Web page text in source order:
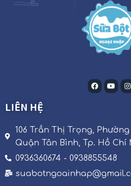
LIÊN HỆ
106 Trần Thị Trọng, Phường
Quận Tân Bình, Tp. Hồ Chí
0936360674 - 0938855548